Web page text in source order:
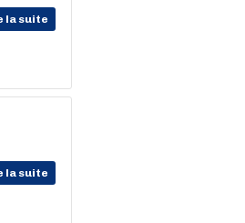
la suite
la suite